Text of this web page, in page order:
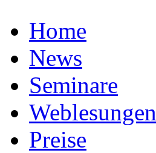
Home
News
Seminare
Weblesungen
Preise